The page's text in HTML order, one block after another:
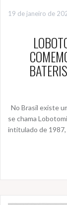
19 de janeiro de
No Brasil existe
se chama
intitulado de 1987,